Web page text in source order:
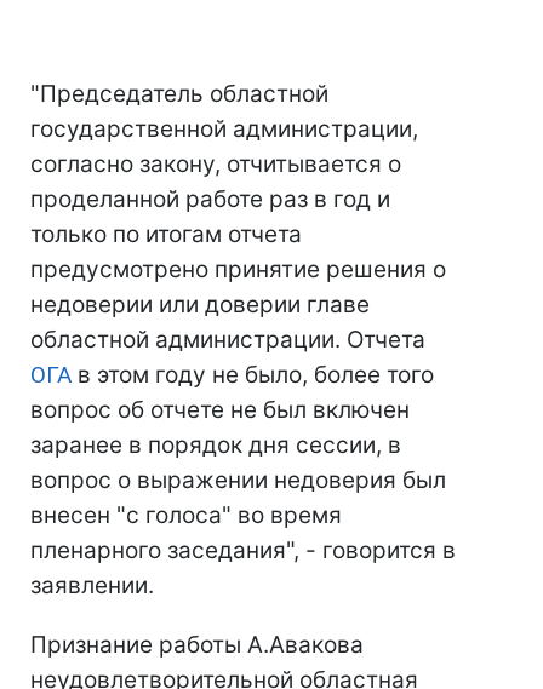
"Председатель областной
государственной администрации,
согласно закону, отчитывается о
проделанной работе раз в год и
только по итогам отчета
предусмотрено принятие решения о
недоверии или доверии главе
областной администрации. Отчета
ОГА в этом году не было, более того
вопрос об отчете не был включен
заранее в порядок дня сессии, в
вопрос о выражении недоверия был
внесен "с голоса" во время
пленарного заседания", - говорится в
заявлении.
Признание работы А.Авакова
неудовлетворительной областная